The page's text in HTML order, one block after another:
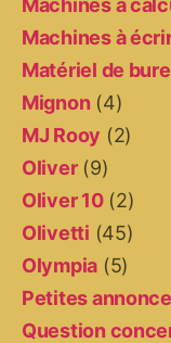
Machines à
Matériel de
Mignon (4)
MJ Rooy (2)
Oliver(9)
Oliver 10(2)
Olivetti (45)
Olympia (5)
Petites
Question